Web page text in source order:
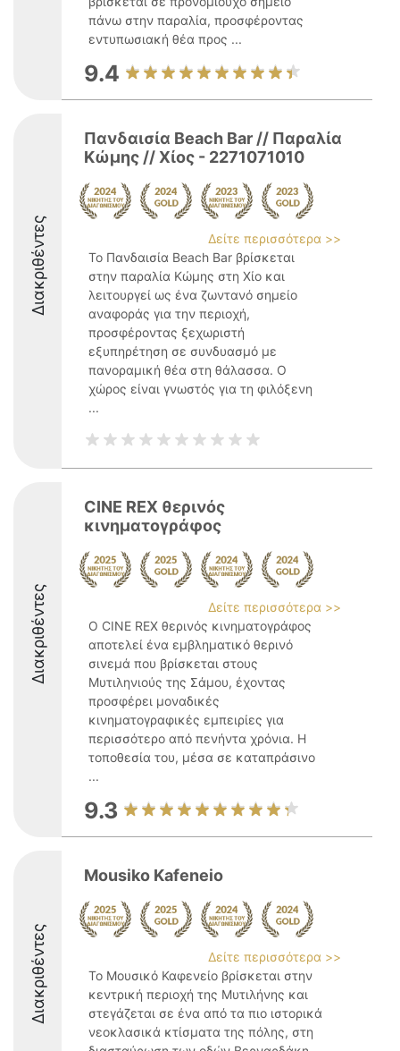
πάνω στην παραλία, προσφέροντας
εντυπωσιακή θέα προς ...
9.4
Διακριθέντες
Πανδαισία Beach Bar // Παραλία
Κώμης // Χίος - 2271071010
Δείτε περισσότερα >>
Το Πανδαισία Beach Bar βρίσκεται
στην παραλία Κώμης στη Χίο και
λειτουργεί ως ένα ζωντανό σημείο
αναφοράς για την περιοχή,
προσφέροντας ξεχωριστή
εξυπηρέτηση σε συνδυασμό με
πανοραμική θέα στη θάλασσα. Ο
χώρος είναι γνωστός για τη φιλόξενη
...
Διακριθέντες
CINE REX θερινός
κινηματογράφος
Δείτε περισσότερα >>
Ο CINE REX θερινός κινηματογράφος
αποτελεί ένα εμβληματικό θερινό
σινεμά που βρίσκεται στους
Μυτιληνιούς της Σάμου, έχοντας
προσφέρει μοναδικές
κινηματογραφικές εμπειρίες για
περισσότερο από πενήντα χρόνια. Η
τοποθεσία του, μέσα σε καταπράσινο
...
9.3
Διακριθέντες
Mousiko Kafeneio
Δείτε περισσότερα >>
Το Μουσικό Καφενείο βρίσκεται στην
κεντρική περιοχή της Μυτιλήνης και
στεγάζεται σε ένα από τα πιο ιστορικά
νεοκλασικά κτίσματα της πόλης, στη